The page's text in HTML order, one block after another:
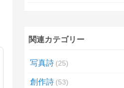
関連カテゴリー
写真詩 25
創作詩 53